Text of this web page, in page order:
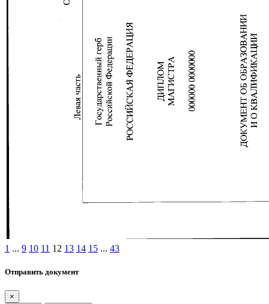
1 ... 9 10 11 12 13 14 15 ... 43
Отправить документ
×